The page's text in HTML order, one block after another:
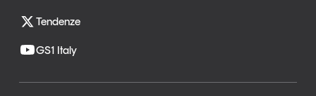
Tendenze
GS1 Italy